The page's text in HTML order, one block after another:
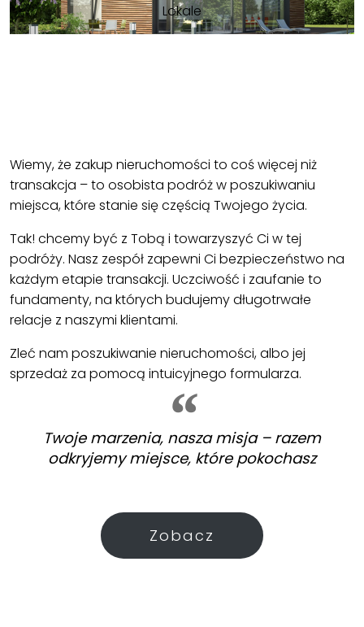
Lokale
Wiemy, że zakup nieruchomości to coś więcej niż
transakcja – to osobista podróż w poszukiwaniu
miejsca, które stanie się częścią Twojego życia.
Tak! chcemy być z Tobą i towarzyszyć Ci w tej
podróży. Nasz zespół zapewni Ci bezpieczeństwo na
każdym etapie transakcji. Uczciwość i zaufanie to
fundamenty, na których budujemy długotrwałe
relacje z naszymi klientami.
Zleć nam poszukiwanie nieruchomości, albo jej
sprzedaż za pomocą intuicyjnego formularza.
Twoje marzenia, nasza misja – razem
odkryjemy miejsce, które pokochasz
Zobacz